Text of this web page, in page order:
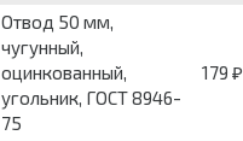
Отвод 50 мм,
чугунный,
оцинкованный,
угольник, ГОСТ 8946-
75
179 ₽